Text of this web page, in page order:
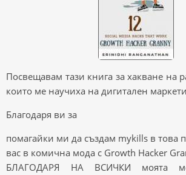
Посвещавам тази книга за хакване на
които ме научиха на дигитален
Благодаря ви за
помагайки ми да създам mykills в това
вас в комична мода с Growth Hacker
БЛАГОДАРЯ НА ВСИЧКИ моята